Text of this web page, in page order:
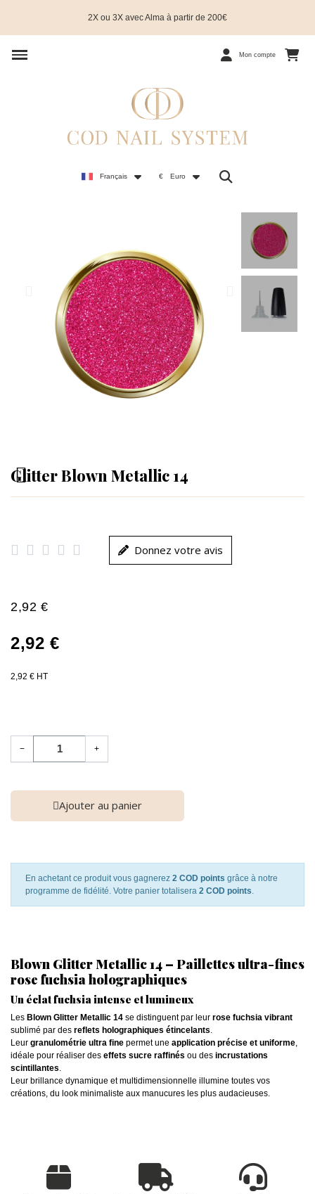
2X ou 3X avec Alma à partir de 200€
Mon compte
Français € Euro
Glitter Blown Metallic 14
     Donnez votre avis
2,92 €
2,92 €
2,92 € HT
− +
Ajouter au panier
En achetant ce produit vous gagnerez 2 COD points grâce à notre
programme de fidélité. Votre panier totalisera 2 COD points.
Blown Glitter Metallic 14 – Paillettes ultra-fines
rose fuchsia holographiques
Un éclat fuchsia intense et lumineux
Les Blown Glitter Metallic 14 se distinguent par leur rose fuchsia vibrant
sublimé par des reflets holographiques étincelants.
Leur granulométrie ultra fine permet une application précise et uniforme,
idéale pour réaliser des effets sucre raffinés ou des incrustations
scintillantes.
Leur brillance dynamique et multidimensionnelle illumine toutes vos
créations, du look minimaliste aux manucures les plus audacieuses.